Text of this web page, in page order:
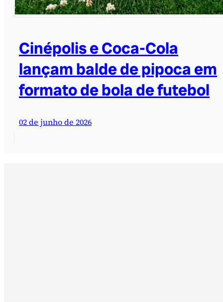
Cinépolis e Coca-Cola
lançam balde de pipoca em
formato de bola de futebol
02 de junho de 2026